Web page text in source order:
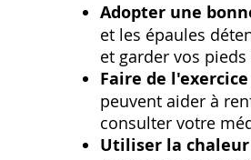
Adopter une
et les épaules
et garder vos
Faire de l'exercice
peuvent aider à
consulter votre
Utiliser la chaleur